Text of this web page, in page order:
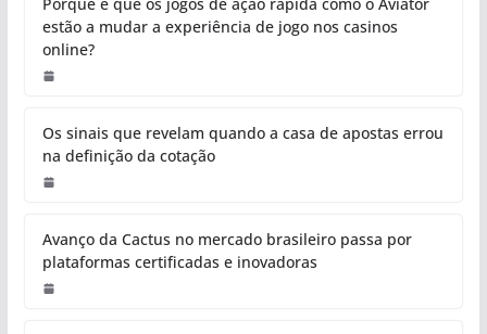
estão a mudar a experiência de jogo nos casinos
online?
Os sinais que revelam quando a casa de apostas errou
na definição da cotação
Avanço da Cactus no mercado brasileiro passa por
plataformas certificadas e inovadoras